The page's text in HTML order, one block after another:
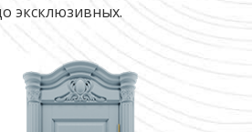
эксклюзивных.